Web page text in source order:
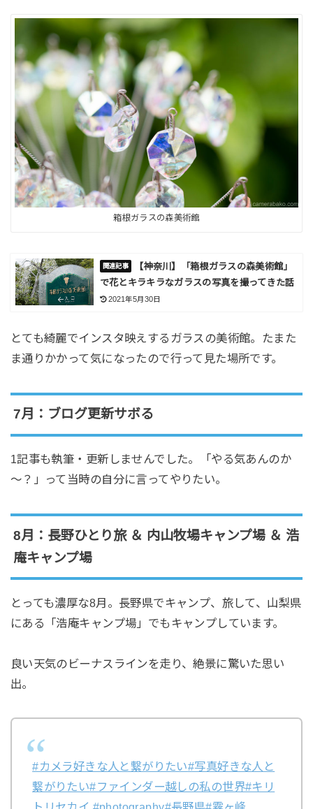
箱根ガラスの森美術館
【神奈川】「箱根ガラスの森美術館」
で花とキラキラなガラスの写真を撮ってきた話
2021年5月30日
とても綺麗でインスタ映えするガラスの美術館。たまた
ま通りかかって気になったので行って見た場所です。
7月：ブログ更新サボる
1記事も執筆・更新しませんでした。「やる気あんのか
～？」って当時の自分に言ってやりたい。
8月：長野ひとり旅 ＆ 内山牧場キャンプ場 ＆ 浩
庵キャンプ場
とっても濃厚な8月。長野県でキャンプ、旅して、山梨県
にある「浩庵キャンプ場」でもキャンプしています。
良い天気のビーナスラインを走り、絶景に驚いた思い
出。
#カメラ好きな人と繋がりたい#写真好きな人と
繋がりたい#ファインダー越しの私の世界#キリ